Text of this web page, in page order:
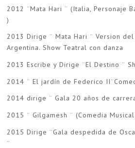
2012 ¨Mata Hari ¨ (Italia, Personaje
)
2013 Dirige ¨ Mata Hari ¨ Version
Argentina. Show Teatral con danza
2013 Escribe y Dirige ¨El Destino ¨
2014 ¨ El jardín de Federico
2014 dirige ¨ Gala 20 años de
2015 ¨ Gilgamesh ¨ (Comedia
2015 Dirige ¨Gala despedida de
¨